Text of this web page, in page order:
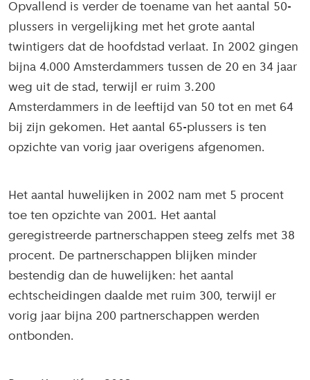
Opvallend is verder de toename van het aantal 50-
plussers in vergelijking met het grote aantal
twintigers dat de hoofdstad verlaat. In 2002 gingen
bijna 4.000 Amsterdammers tussen de 20 en 34 jaar
weg uit de stad, terwijl er ruim 3.200
Amsterdammers in de leeftijd van 50 tot en met 64
bij zijn gekomen. Het aantal 65-plussers is ten
opzichte van vorig jaar overigens afgenomen.
Het aantal huwelijken in 2002 nam met 5 procent
toe ten opzichte van 2001. Het aantal
geregistreerde partnerschappen steeg zelfs met 38
procent. De partnerschappen blijken minder
bestendig dan de huwelijken: het aantal
echtscheidingen daalde met ruim 300, terwijl er
vorig jaar bijna 200 partnerschappen werden
ontbonden.